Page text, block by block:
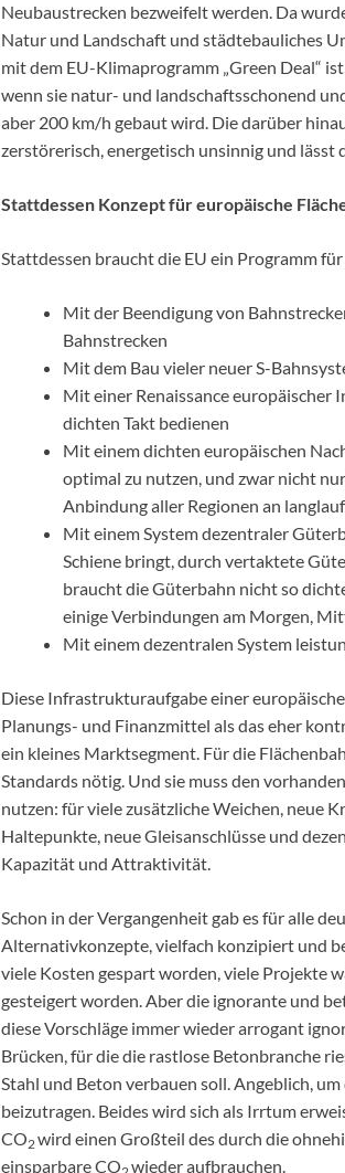
Neubaustrecken bezweifelt werden. Da
Natur und Landschaft und städtebauliches
mit dem EU-Klimaprogramm „Green Deal“
wenn sie natur- und landschaftsschonend
aber 200 km/h gebaut wird. Die darüber
zerstörerisch, energetisch unsinnig und lässt
Stattdessen Konzept für europäische
Stattdessen braucht die EU ein Programm
Mit der Beendigung von
Bahnstrecken
Mit dem Bau vieler neuer S-
Mit einer Renaissance europäischer
dichten Takt bedienen
Mit einem dichten europäischen
optimal zu nutzen, und zwar nicht
Anbindung aller Regionen an
Mit einem System dezentraler
Schiene bringt, durch vertaktete
braucht die Güterbahn nicht so
einige Verbindungen am Morgen,
Mit einem dezentralen System
Diese Infrastrukturaufgabe einer
Planungs- und Finanzmittel als das eher
ein kleines Marktsegment. Für die
Standards nötig. Und sie muss den
nutzen: für viele zusätzliche Weichen, neue
Haltepunkte, neue Gleisanschlüsse und
Kapazität und Attraktivität.
Schon in der Vergangenheit gab es für alle
Alternativkonzepte, vielfach konzipiert und
viele Kosten gespart worden, viele Projekte
gesteigert worden. Aber die ignorante und
diese Vorschläge immer wieder arrogant
Brücken, für die die rastlose Betonbranche
Stahl und Beton verbauen soll. Angeblich,
beizutragen. Beides wird sich als Irrtum
CO2wird einen Großteil des durch die
einsparbare CO wieder aufbrauchen.